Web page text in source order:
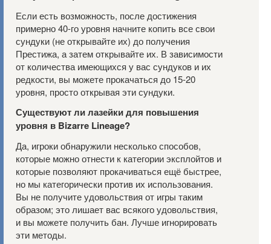
Если есть возможность, после достижения
примерно 40-го уровня начните копить все свои
сундуки (не открывайте их) до получения
Престижа, а затем открывайте их. В зависимости
от количества имеющихся у вас сундуков и их
редкости, вы можете прокачаться до 15-20
уровня, просто открывая эти сундуки.
Существуют ли лазейки для повышения
уровня в Bizarre Lineage?
Да, игроки обнаружили несколько способов,
которые можно отнести к категории эксплойтов и
которые позволяют прокачиваться ещё быстрее,
но мы категорически против их использования.
Вы не получите удовольствия от игры таким
образом; это лишает вас всякого удовольствия,
и вы можете получить бан. Лучше игнорировать
эти методы.